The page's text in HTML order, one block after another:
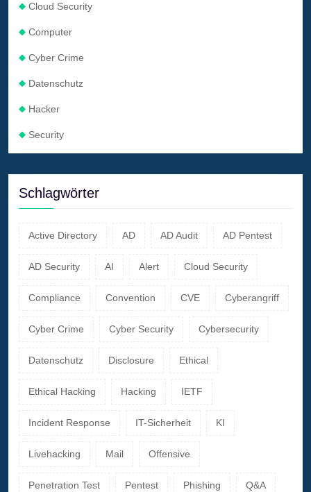
Cloud Security
Computer
Cyber Crime
Datenschutz
Hacker
Security
Schlagwörter
Active Directory AD AD Audit AD Pentest
AD Security AI Alert Cloud Security
Compliance Convention CVE Cyberangriff
Cyber Crime Cyber Security Cybersecurity
Datenschutz Disclosure Ethical
Ethical Hacking Hacking IETF
Incident Response IT-Sicherheit KI
Livehacking Mail Offensive
Penetration Test Pentest Phishing Q&A